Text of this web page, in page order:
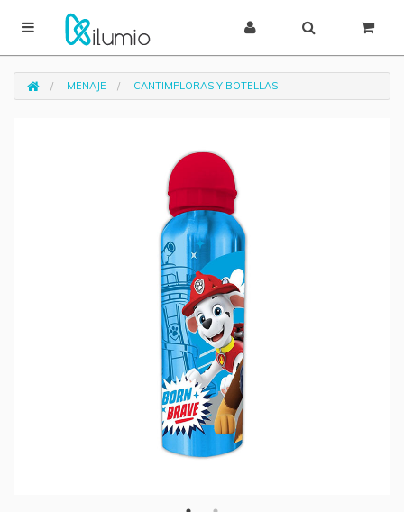
MENAJE CANTIMPLORAS Y BOTELLAS